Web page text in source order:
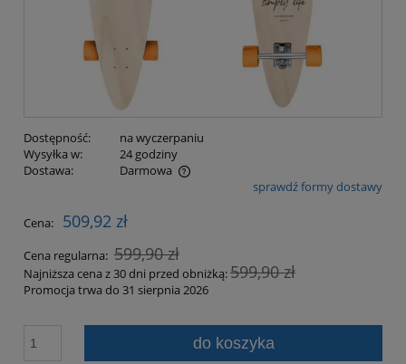
Dostępność:
na wyczerpaniu
Wysyłka w:
24 godziny
Dostawa:
Darmowa
Cena nie zawiera ewentualnych kosztów płatnościsprawdź formy dostawy
Cena: 509,92 zł
Cena regularna: 599,90 zł
Najniższa cena z 30 dni przed obniżką:599,90 zł
Promocja trwa do 31 sierpnia 2026
do koszyka